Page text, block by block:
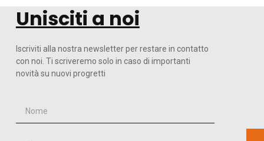
Unisciti a noi
Iscriviti alla nostra newsletter per restare in contatto
con noi. Ti scriveremo solo in caso di importanti
novità su nuovi progretti